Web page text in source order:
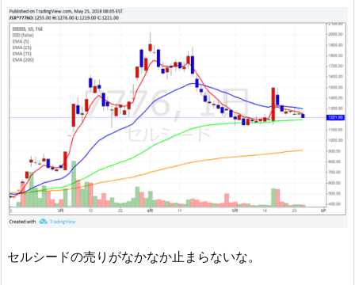
セルシードの売りがなかなか止まらないな。